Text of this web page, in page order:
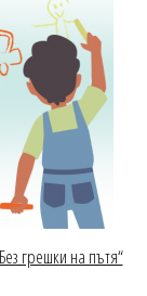
грешки на пътя“